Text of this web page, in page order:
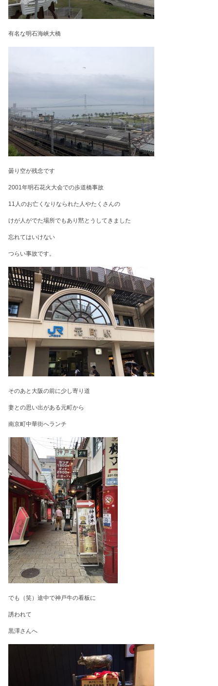
有名な明石海峡大橋
曇り空が残念です
2001年明石花火大会での歩道橋事故
11人のお亡くなりなられた人やたくさんの
けが人がでた場所でもあり黙とうしてきました
忘れてはいけない
つらい事故です。
そのあと大阪の前に少し寄り道
妻との思い出がある元町から
南京町中華街へランチ
でも（笑）途中で神戸牛の看板に
誘われて
黒澤さんへ